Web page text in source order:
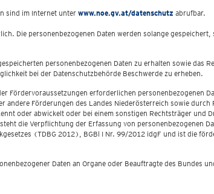
sind im Internet unterwww.noe.gv.at/datenschutz abrufbar.
Die personenbezogenen Daten werden solange
personenbezogenen Daten zu erhalten sowie
bei der Datenschutzbehörde Beschwerde zu erheben.
Fördervoraussetzungen erforderlichen personenbezogenen
Förderungen des Landes Niederösterreich sowie durch
oder abwickelt oder bei einem sonstigen Rechtsträger und
die Verpflichtung der Erfassung von personenbezogenen
(TDBG 2012), BGBl I Nr. 99/2012 idgF und ist die
Daten an Organe oder Beauftragte des Bundes